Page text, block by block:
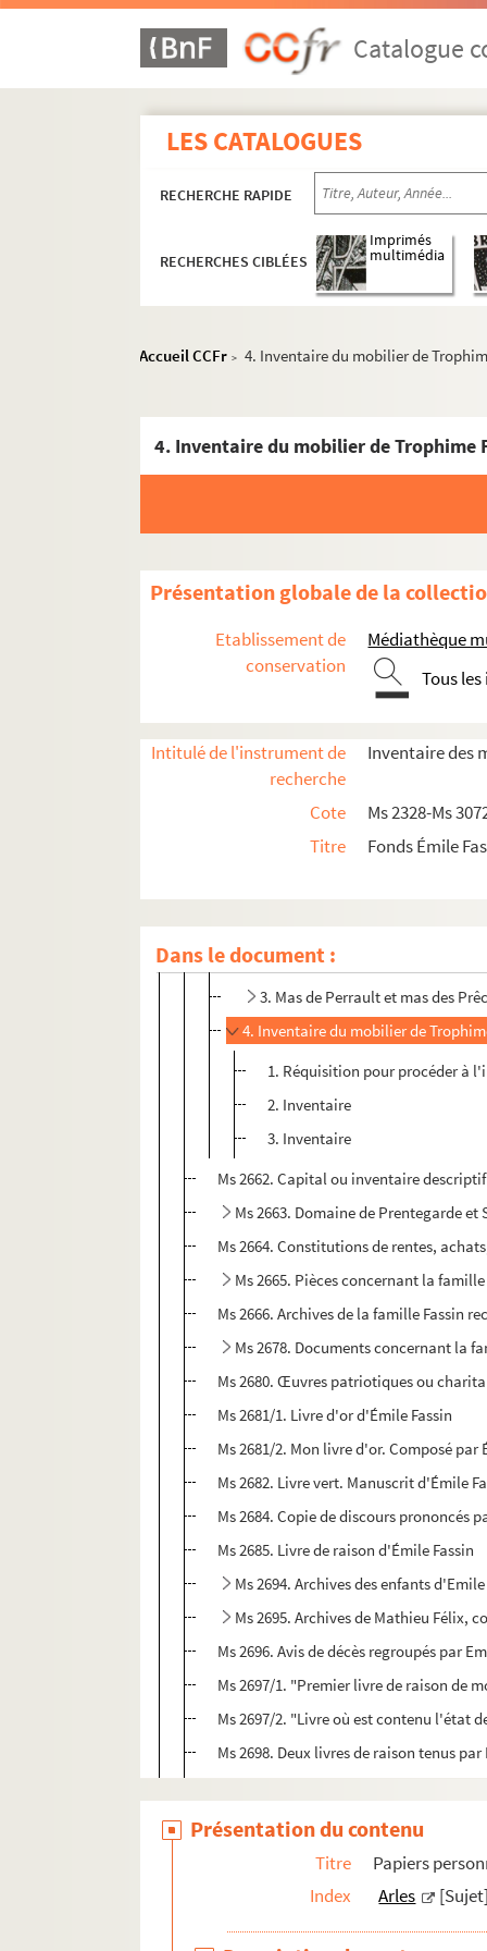
Catalogue
LES CATALOGUES
RECHERCHE RAPIDE
RECHERCHES CIBLÉES
Imprimés
multimédia
Accueil CCFr > 4. Inventaire du mobilier de
4. Inventaire du mobilier de Trophime
Présentation globale de la
Etablissement de
conservation
Médiathèque
Tous
Intitulé de l'instrument de
recherche
Inventaire des
Cote
Ms 2328-Ms
Titre
Fonds Émile
Dans le document :
Papiers personnels
Archives de la famille Fassin : état-civil,
Ms 2656. Pièces de procédure
Ms 2657. Pièces juridiques
Ms 2658. Actes notariés et juridiques
Ms 2658/2. Documents divers
Ms 2659. Etats-civil et actes de
Ms 2660. Biens de la famille
2. Travaux divers
3. Mas de Perrault et mas des
4. Inventaire du mobilier de
1. Réquisition pour procéder à
2. Inventaire
3. Inventaire
Ms 2662. Capital ou inventaire
Ms 2663. Domaine de Prentegarde
Ms 2664. Constitutions de rentes,
Ms 2665. Pièces concernant la
Ms 2666. Archives de la famille Fassin
Ms 2678. Documents concernant la
Ms 2680. Œuvres patriotiques ou
Ms 2681/1. Livre d'or d'Émile Fassin
Ms 2681/2. Mon livre d'or. Composé par
Ms 2682. Livre vert. Manuscrit d'Émile
Ms 2684. Copie de discours prononcés
Ms 2685. Livre de raison d'Émile Fassin
Ms 2694. Archives des enfants
Ms 2695. Archives de Mathieu Félix,
Ms 2696. Avis de décès regroupés par
Ms 2697/1. "Premier livre de raison de
Ms 2697/2. "Livre où est contenu l'état
Ms 2698. Deux livres de raison tenus par
Ms 2699/2. Lettres et papiers de
Ms 2700. Documents relatifs à Pierre
Ms 2701/1. Recueils de plaidoiries
Présentation du contenu
Titre
Papiers
Index
Arles